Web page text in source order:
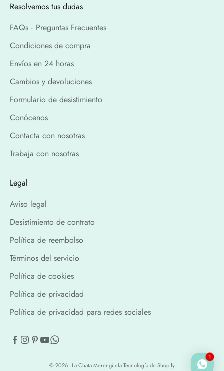
Resolvemos tus dudas
FAQs · Preguntas Frecuentes
Condiciones de compra
Envíos en 24 horas
Cambios y devoluciones
Formulario de desistimiento
Conócenos
Contacta con nosotras
Trabaja con nosotras
Legal
Aviso legal
Desistimiento de contrato
Política de reembolso
Términos del servicio
Política de cookies
Política de privacidad
Política de privacidad para redes sociales
© 2026 - La Chata MerengüelaTecnología de Shopify
1